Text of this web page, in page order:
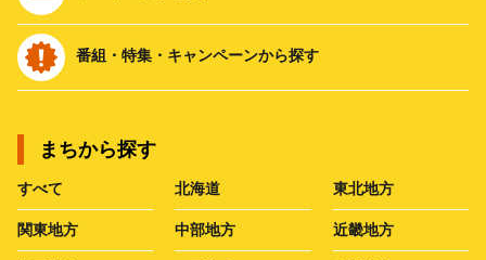
番組・特集・キャンペーンから探す
まちから探す
すべて 北海道 東北地方
関東地方 中部地方 近畿地方